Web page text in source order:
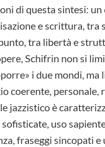
di questa sintesi:
e scrittura, tra
tra libertà e
Schifrin non si
i due mondi, ma
coerente, personale,
jazzistico è
uso
fraseggi sincopati e